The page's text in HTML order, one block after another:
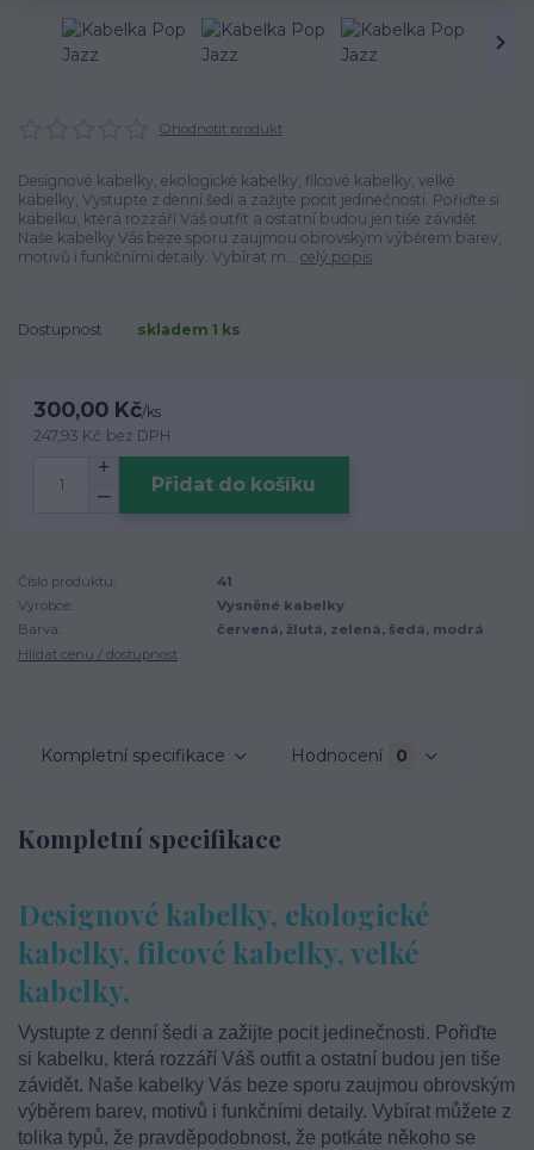
Ohodnotit produkt
Designové kabelky, ekologické kabelky, filcové kabelky, velké
kabelky, Vystupte z denní šedi a zažijte pocit jedinečnosti. Pořiďte si
kabelku, která rozzáří Váš outfit a ostatní budou jen tiše závidět.
Naše kabelky Vás beze sporu zaujmou obrovským výběrem barev,
motivů i funkčními detaily. Vybírat m... celý popis
Dostupnost skladem 1 ks
300,00 Kč/ks
247,93 Kč bez DPH
Přidat do košíku
Číslo produktu:
41
Výrobce:
Vysněné kabelky
Barva:
červená, žlutá, zelená, šedá, modrá
Hlídat cenu / dostupnost
Kompletní specifikace Hodnocení 0
Kompletní specifikace
Designové kabelky, ekologické
kabelky, filcové kabelky, velké
kabelky,
Vystupte z denní šedi a zažijte pocit jedinečnosti. Pořiďte
si kabelku, která rozzáří Váš outfit a ostatní budou jen tiše
závidět. Naše kabelky Vás beze sporu zaujmou obrovským
výběrem barev, motivů i funkčními detaily. Vybírat můžete z
tolika typů, že pravděpodobnost, že potkáte někoho se